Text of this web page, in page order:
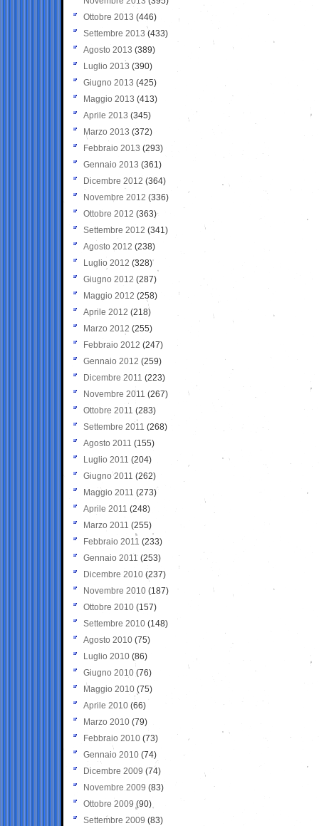
Ottobre 2013 (446)
Settembre 2013 (433)
Agosto 2013 (389)
Luglio 2013 (390)
Giugno 2013 (425)
Maggio 2013 (413)
Aprile 2013 (345)
Marzo 2013 (372)
Febbraio 2013 (293)
Gennaio 2013 (361)
Dicembre 2012 (364)
Novembre 2012 (336)
Ottobre 2012 (363)
Settembre 2012 (341)
Agosto 2012 (238)
Luglio 2012 (328)
Giugno 2012 (287)
Maggio 2012 (258)
Aprile 2012 (218)
Marzo 2012 (255)
Febbraio 2012 (247)
Gennaio 2012 (259)
Dicembre 2011 (223)
Novembre 2011 (267)
Ottobre 2011 (283)
Settembre 2011 (268)
Agosto 2011 (155)
Luglio 2011 (204)
Giugno 2011 (262)
Maggio 2011 (273)
Aprile 2011 (248)
Marzo 2011 (255)
Febbraio 2011 (233)
Gennaio 2011 (253)
Dicembre 2010 (237)
Novembre 2010 (187)
Ottobre 2010 (157)
Settembre 2010 (148)
Agosto 2010 (75)
Luglio 2010 (86)
Giugno 2010 (76)
Maggio 2010 (75)
Aprile 2010 (66)
Marzo 2010 (79)
Febbraio 2010 (73)
Gennaio 2010 (74)
Dicembre 2009 (74)
Novembre 2009 (83)
Ottobre 2009 (90)
Settembre 2009 (83)